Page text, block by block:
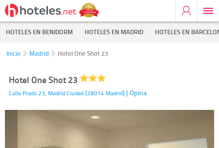
HOTELES EN BENIDORM HOTELES EN MADRID HOTELES EN
Inicio Madrid Hotel One Shot 23
Hotel One Shot 23
Calle Prado 23, Madrid Ciudad(28014 Madrid) | Opina